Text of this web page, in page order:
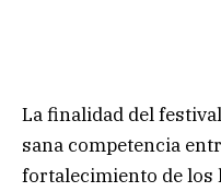
La finalidad del
sana competencia
fortalecimiento de